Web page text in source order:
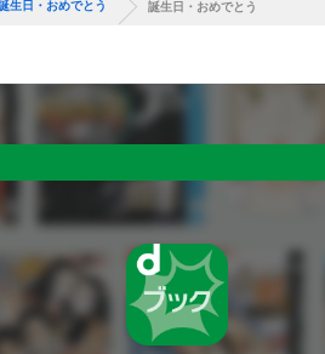
生日・おめでとう 誕生日・おめでとう